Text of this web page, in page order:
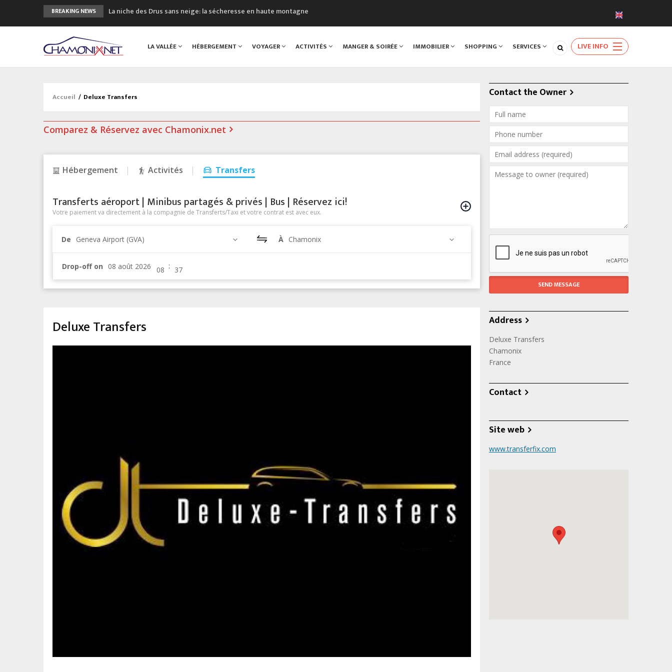
BREAKING NEWS
La niche des Drus sans neige: la sécheresse en haute montagne
Craft ouvre un nouveau magasin de course à pied à Chamonix
3eme Chamonix Vallée Classics Festival
LA VALLÉE HÉBERGEMENT VOYAGER ACTIVITÉS MANGER & SOIRÉE IMMOBILIER SHOPPING SERVICES LIVE INFO
Accueil / Deluxe Transfers
Comparez & Réservez avec Chamonix.net
Hébergement Activités Transfers
Transferts aéroport | Minibus partagés & privés | Bus | Réservez ici!
Votre paiement va directement à la compagnie de Transferts/Taxi et votre contrat est avec eux.
De Geneva Airport (GVA) À Chamonix
Drop-off on :
Deluxe Transfers
Contact the Owner
Address
Deluxe Transfers
Chamonix
France
Contact
Site web
www.transferfix.com